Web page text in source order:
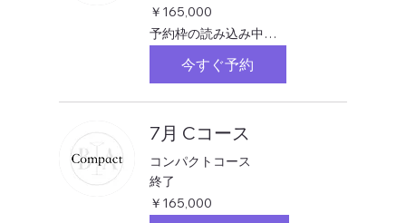
165,000
円
￥165,000
予約枠の読み込み中…
今すぐ予約
7月 Cコース
コンパクトコース
終了
165,000
円
￥165,000